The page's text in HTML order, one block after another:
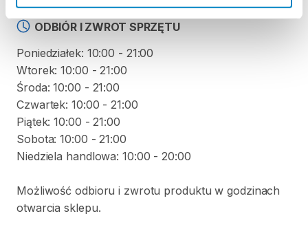
ODBIÓR I ZWROT SPRZĘTU
Poniedziałek: 10:00 - 21:00
Wtorek: 10:00 - 21:00
Środa: 10:00 - 21:00
Czwartek: 10:00 - 21:00
Piątek: 10:00 - 21:00
Sobota: 10:00 - 21:00
Niedziela handlowa: 10:00 - 20:00
Możliwość odbioru i zwrotu produktu w godzinach
otwarcia sklepu.